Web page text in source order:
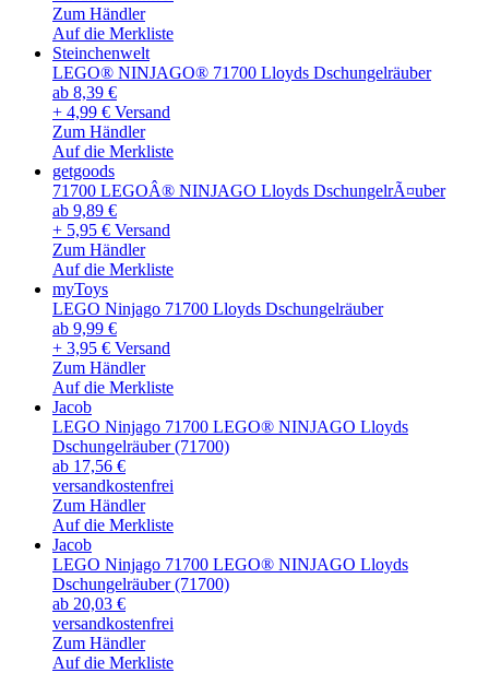
Zum Händler
Auf die Merkliste
Steinchenwelt
LEGO® NINJAGO® 71700 Lloyds Dschungelräuber
ab 8,39 €
+ 4,99 € Versand
Zum Händler
Auf die Merkliste
getgoods
71700 LEGOÂ® NINJAGO Lloyds DschungelrÃ¤uber
ab 9,89 €
+ 5,95 € Versand
Zum Händler
Auf die Merkliste
myToys
LEGO Ninjago 71700 Lloyds Dschungelräuber
ab 9,99 €
+ 3,95 € Versand
Zum Händler
Auf die Merkliste
Jacob
LEGO Ninjago 71700 LEGO® NINJAGO Lloyds
Dschungelräuber (71700)
ab 17,56 €
versandkostenfrei
Zum Händler
Auf die Merkliste
Jacob
LEGO Ninjago 71700 LEGO® NINJAGO Lloyds
Dschungelräuber (71700)
ab 20,03 €
versandkostenfrei
Zum Händler
Auf die Merkliste